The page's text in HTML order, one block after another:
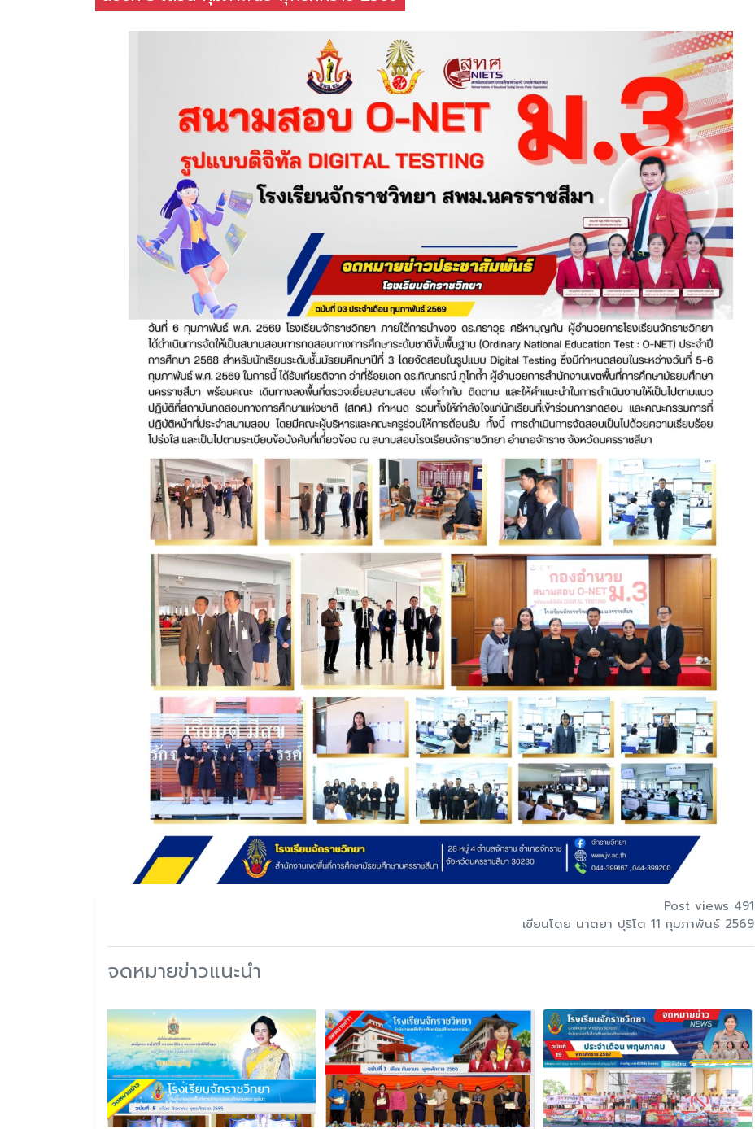
Post views 491
เขียนโดย นาตยา ปุริโต 11 กุมภาพันธ์ 2569
จดหมายข่าวแนะนำ